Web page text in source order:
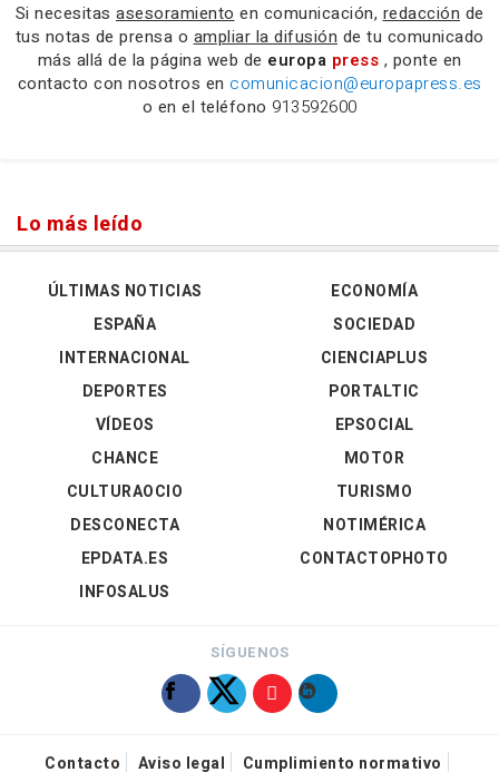
Si necesitas asesoramiento en comunicación, redacción de
tus notas de prensa o ampliar la difusión de tu comunicado
más allá de la página web de europa press , ponte en
contacto con nosotros en comunicacion@europapress.es
o en el teléfono 913592600
Lo más leído
ÚLTIMAS NOTICIAS
ESPAÑA
INTERNACIONAL
DEPORTES
VÍDEOS
ECONOMÍA
SOCIEDAD
CIENCIAPLUS
PORTALTIC
EPSOCIAL
CHANCE
CULTURAOCIO
DESCONECTA
EPDATA.ES
INFOSALUS
MOTOR
TURISMO
NOTIMÉRICA
CONTACTOPHOTO
SÍGUENOS
Contacto Aviso legal Cumplimiento normativo